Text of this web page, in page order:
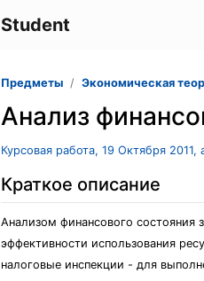
Student
Предметы Экономическая
Анализ
Курсовая работа, 19 Октября
Краткое описание
Анализом финансового состояния
эффективности использования
налоговые инспекции - для